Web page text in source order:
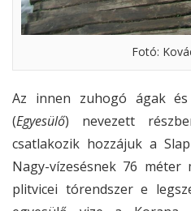
Fotó:
Az innen zuhogó ágak és
(Egyesülő) nevezett
csatlakozik hozzájuk a
Nagy-vízesésnek 76 méter
plitvicei tórendszer e